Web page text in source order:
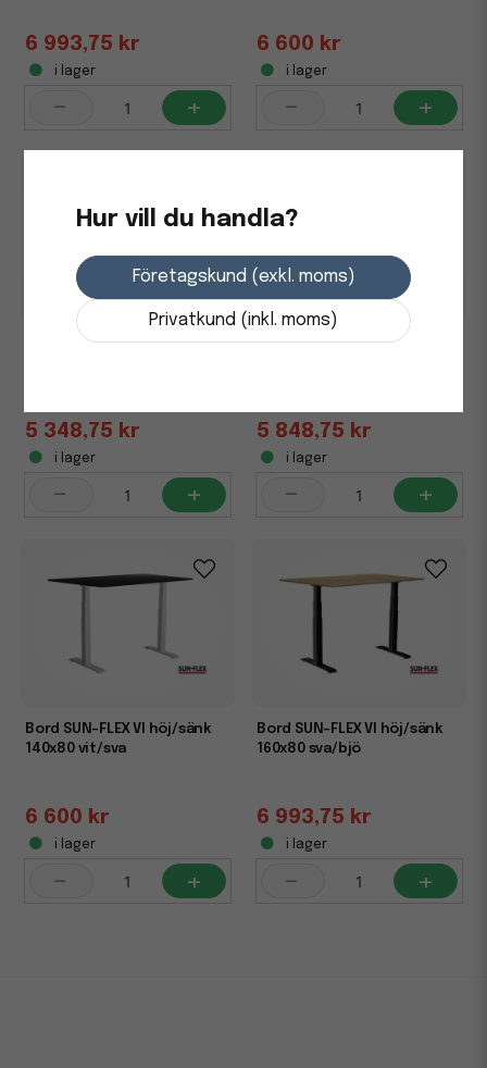
6 993,75 kr
i lager
- +
6 600 kr
i lager
- +
Bord SUN-FLEX I höj/sänk
5 348,75 kr
i lager
- +
Bord SUN-FLEX I höj/sänk
5 848,75 kr
i lager
- +
Bord SUN-FLEX VI höj/sänk
140x80 vit/sva
6 600 kr
i lager
- +
Bord SUN-FLEX VI höj/sänk
160x80 sva/bjö
6 993,75 kr
i lager
- +
Hur vill du handla?
Företagskund (exkl. moms)
Privatkund (inkl. moms)